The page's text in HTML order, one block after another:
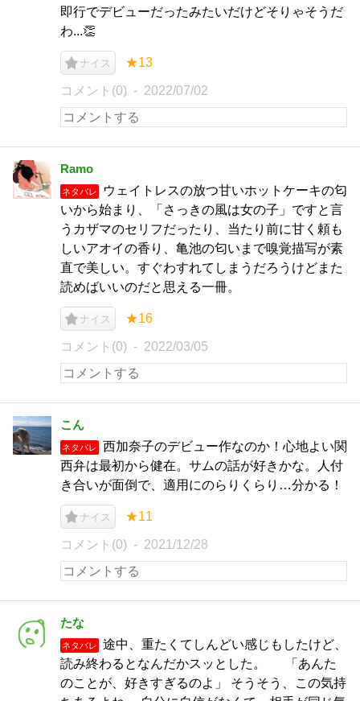
即行でデビューだったみたいだけどそりゃそうだ
わ...👏
ナイス ★13
コメント(0) 2022/07/02
Ramo
ネタバレ
ウェイトレスの放つ甘いホットケーキの匂
いから始まり、「さっきの風は女の子」ですと言
うカザマのセリフだったり、当たり前に甘く頼も
しいアオイの香り、亀池の匂いまで嗅覚描写が素
直で美しい。すぐわすれてしまうだろうけどまた
読めばいいのだと思える一冊。
ナイス ★16
コメント(0) 2022/03/05
こん
ネタバレ
西加奈子のデビュー作なのか！心地よい関
西弁は最初から健在。サムの話が好きかな。人付
き合いが面倒で、適用にのらりくらり…分かる！
ナイス ★11
コメント(0) 2021/12/28
たな
ネタバレ
途中、重たくてしんどい感じもしたけど、
読み終わるとなんだかスッとした。 「あんた
のことが、好きすぎるのよ」 そうそう、この気持